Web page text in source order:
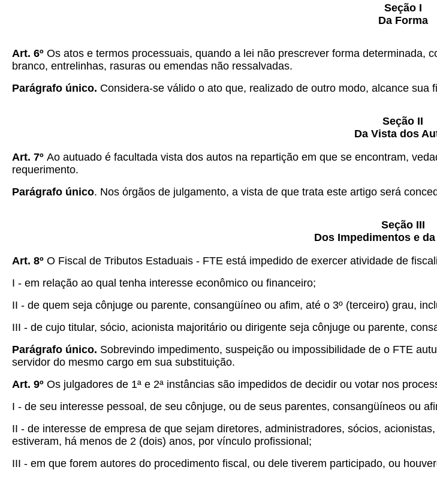
Seção I
Da Forma
Art. 6º Os atos e termos processuais, quando a lei não prescrever forma determinada,
branco, entrelinhas, rasuras ou emendas não ressalvadas.
Parágrafo único. Considera-se válido o ato que, realizado de outro modo, alcance
Seção II
Da Vista dos
Art. 7º Ao autuado é facultada vista dos autos na repartição em que se encontram,
requerimento.
Parágrafo único. Nos órgãos de julgamento, a vista de que trata este artigo será
Seção III
Dos Impedimentos e
Art. 8º O Fiscal de Tributos Estaduais - FTE está impedido de exercer atividade de
I - em relação ao qual tenha interesse econômico ou financeiro;
II - de quem seja cônjuge ou parente, consangüíneo ou afim, até o 3º (terceiro) grau,
III - de cujo titular, sócio, acionista majoritário ou dirigente seja cônjuge ou parente,
Parágrafo único. Sobrevindo impedimento, suspeição ou impossibilidade de o FTE
servidor do mesmo cargo em sua substituição.
Art. 9º Os julgadores de 1ª e 2ª instâncias são impedidos de decidir ou votar nos
I - de seu interesse pessoal, de seu cônjuge, ou de seus parentes, consangüíneos ou
II - de interesse de empresa de que sejam diretores, administradores, sócios,
estiveram, há menos de 2 (dois) anos, por vínculo profissional;
III - em que forem autores do procedimento fiscal, ou dele tiverem participado, ou